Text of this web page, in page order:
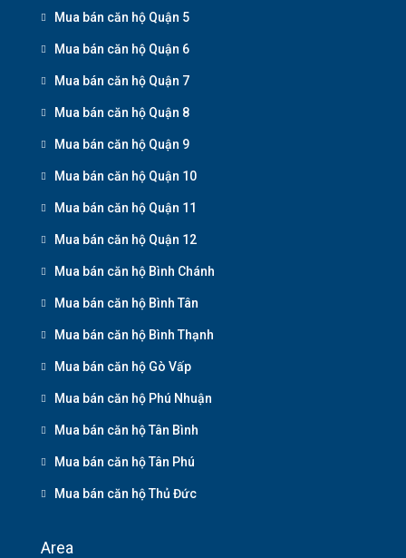
Mua bán căn hộ Quận 5
Mua bán căn hộ Quận 6
Mua bán căn hộ Quận 7
Mua bán căn hộ Quận 8
Mua bán căn hộ Quận 9
Mua bán căn hộ Quận 10
Mua bán căn hộ Quận 11
Mua bán căn hộ Quận 12
Mua bán căn hộ Bình Chánh
Mua bán căn hộ Bình Tân
Mua bán căn hộ Bình Thạnh
Mua bán căn hộ Gò Vấp
Mua bán căn hộ Phú Nhuận
Mua bán căn hộ Tân Bình
Mua bán căn hộ Tân Phú
Mua bán căn hộ Thủ Đức
Area